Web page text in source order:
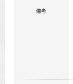
備考